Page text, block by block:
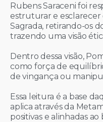
Rubens Saraceni foi
estruturar e esclarecer
Sagrada, retirando-os
trazendo uma visão
Dentro dessa visão,
como força de
de vingança ou
Essa leitura é a base
aplica através da
positivas e alinhadas